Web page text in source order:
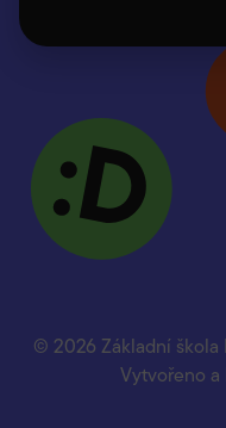
© 2026 Základní škola
Vytvořeno